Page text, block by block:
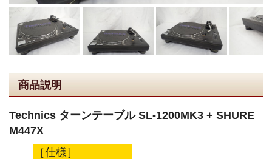
商品説明
Technics ターンテーブル SL-1200MK3 + SHURE
M447X
［仕様］